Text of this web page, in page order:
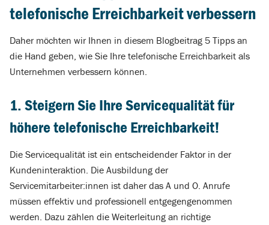
telefonische Erreichbarkeit verbessern
Daher möchten wir Ihnen in diesem Blogbeitrag 5 Tipps an
die Hand geben, wie Sie Ihre telefonische Erreichbarkeit als
Unternehmen verbessern können.
1. Steigern Sie Ihre Servicequalität für
höhere telefonische Erreichbarkeit!
Die Servicequalität ist ein entscheidender Faktor in der
Kundeninteraktion. Die Ausbildung der
Servicemitarbeiter:innen ist daher das A und O. Anrufe
müssen effektiv und professionell entgegengenommen
werden. Dazu zählen die Weiterleitung an richtige